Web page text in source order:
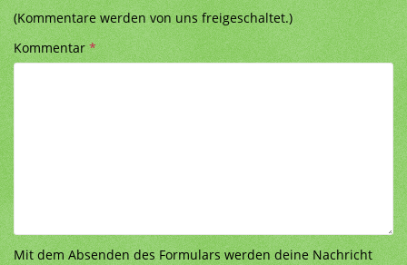
(Kommentare werden von uns freigeschaltet.)
Kommentar*
Mit dem Absenden des Formulars werden deine Nachricht